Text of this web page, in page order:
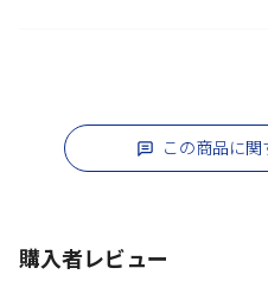
この商品に関
購入者レビュー